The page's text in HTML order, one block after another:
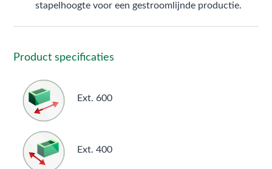
stapelhoogte voor een gestroomlijnde productie.
Product specificaties
Ext. 600
Ext. 400